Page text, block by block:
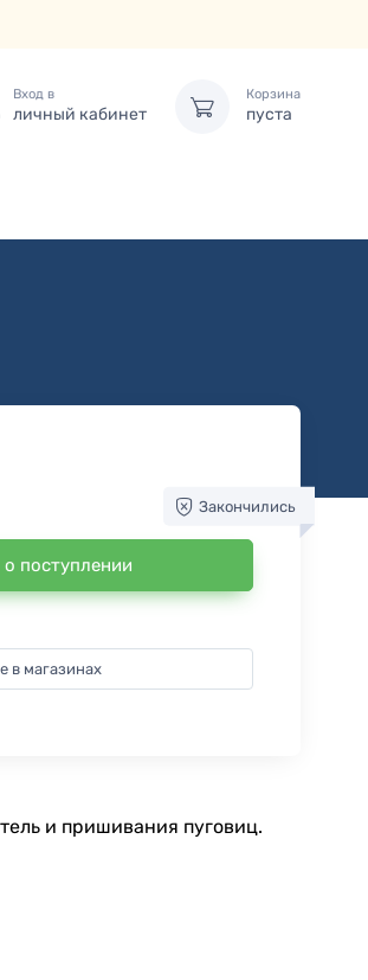
Вход в
личный кабинет
Корзина
пуста
Закончились
поступлении
в магазинах
и пришивания пуговиц.